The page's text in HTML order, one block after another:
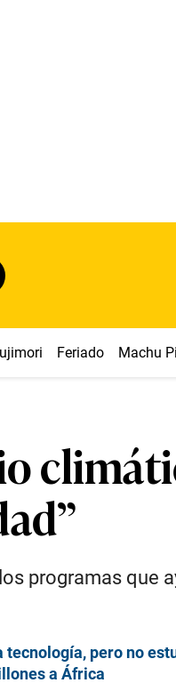
Feriado Machu
programas que
pero no
a África